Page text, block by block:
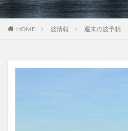
HOME 波情報 週末の波予想